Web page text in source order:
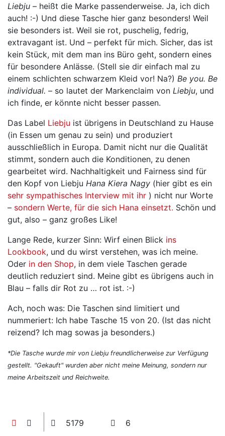
Liebju – heißt die Marke passenderweise. Ja, ich dich
auch! :-) Und diese Tasche hier ganz besonders! Weil
sie besonders ist. Weil sie rot, puschelig, fedrig,
extravagant ist. Und – perfekt für mich. Sicher, das ist
kein Stück, mit dem man ins Büro geht, sondern eines
für besondere Anlässe. (Stell sie dir einfach mal zu
einem schlichten schwarzem Kleid vor! Na?) Be you. Be
individual. – so lautet der Markenclaim von Liebju, und
ich finde, er könnte nicht besser passen.
Das Label Liebju ist übrigens in Deutschland zu Hause
(in Essen um genau zu sein) und produziert
ausschließlich in Europa. Damit nicht nur die Qualität
stimmt, sondern auch die Konditionen, zu denen
gearbeitet wird. Nachhaltigkeit und Fairness sind für
den Kopf von Liebju Hana Kiera Nagy (hier gibt es ein
sehr sympathisches Interview mit ihr ) nicht nur Worte
– sondern Werte, für die sich Hana einsetzt. Schön und
gut, also – ganz großes Like!
Lange Rede, kurzer Sinn: Wirf einen Blick ins
Lookbook, und du wirst verstehen, was ich meine.
Oder in den Shop, in dem viele Taschen gerade
deutlich reduziert sind. Meine gibt es übrigens auch in
Blau – falls dir Rot zu … rot ist. :-)
Ach, noch was: Die Taschen sind limitiert und
nummeriert: Ich habe Tasche 15 von 20. (Ist das nicht
reizend? Ich mag sowas ja besonders.)
*Die Tasche wurde mir von Liebju freundlicherweise zur Verfügung
gestellt. "Gekauft" wurden aber nicht meine Meinung, sondern nur
meine Arbeitszeit und Reichweite.
5179
6